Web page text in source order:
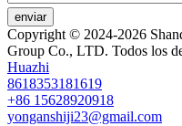
enviar
Copyright © 2024-2026
Group Co., LTD. Todos los
Huazhi
8618353181619
+86 15628920918
yonganshiji23@gmail.com